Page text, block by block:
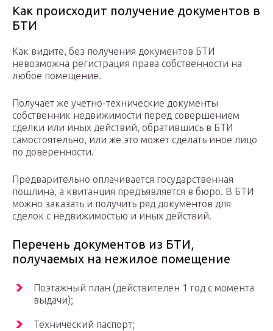
Как происходит получение документов в
БТИ
Как видите, без получения документов БТИ
невозможна регистрация права собственности на
любое помещение.
Получает же учетно-технические документы
собственник недвижимости перед совершением
сделки или иных действий, обратившись в БТИ
самостоятельно, или же это может сделать иное лицо
по доверенности.
Предварительно оплачивается государственная
пошлина, а квитанция предъявляется в бюро. В БТИ
можно заказать и получить ряд документов для
сделок с недвижимостью и иных действий.
Перечень документов из БТИ,
получаемых на нежилое помещение
Поэтажный план (действителен 1 год с момента
выдачи);
Технический паспорт;